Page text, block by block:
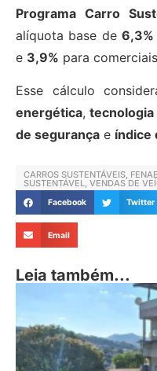
Programa Carro
alíquota base de6,3%
e 3,9% para
Esse cálculo
energética,
de segurança e índice
CARROS SUSTENTÁVEIS,
SUSTENTÁVEL, VENDAS DE
Facebook Twitter
Email
Leia também...